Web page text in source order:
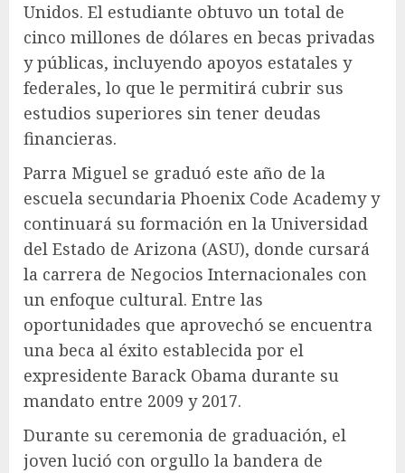
Unidos. El estudiante obtuvo un total de
cinco millones de dólares en becas privadas
y públicas, incluyendo apoyos estatales y
federales, lo que le permitirá cubrir sus
estudios superiores sin tener deudas
financieras.
Parra Miguel se graduó este año de la
escuela secundaria Phoenix Code Academy y
continuará su formación en la Universidad
del Estado de Arizona (ASU), donde cursará
la carrera de Negocios Internacionales con
un enfoque cultural. Entre las
oportunidades que aprovechó se encuentra
una beca al éxito establecida por el
expresidente Barack Obama durante su
mandato entre 2009 y 2017.
Durante su ceremonia de graduación, el
joven lució con orgullo la bandera de